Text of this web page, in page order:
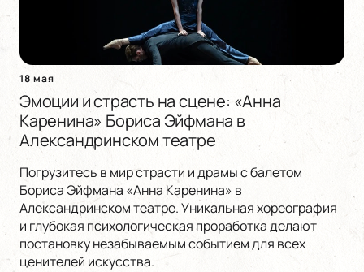
18 мая
Эмоции и страсть на сцене: «Анна
Каренина» Бориса Эйфмана в
Александринском театре
Погрузитесь в мир страсти и драмы с балетом
Бориса Эйфмана «Анна Каренина» в
Александринском театре. Уникальная хореография
и глубокая психологическая проработка делают
постановку незабываемым событием для всех
ценителей искусства.